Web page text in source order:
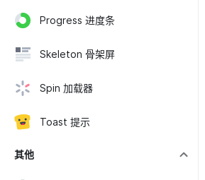
Progress 进度条
Skeleton 骨架屏
Spin 加载器
Toast 提示
其他